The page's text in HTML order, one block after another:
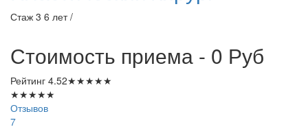
Стаж 3 6 лет /
Стоимость приема - 0 Руб
Рейтинг 4.52★★★★★
★★★★★
Отзывов
7